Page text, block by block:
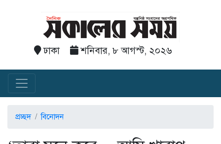
ঢাকা শনিবার, ৮ আগস্ট, ২০২৬
প্রচ্ছদ বিনোদন